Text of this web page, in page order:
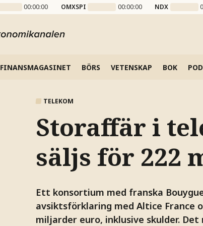
00:00:00 OMXSPI 00:00:00 NDX
FINANSMAGASINET BÖRS VETENSKAP BOK
TELEKOM
Storaffär i
säljs för 222
Ett konsortium med franska
avsiktsförklaring med Altice France
miljarder euro, inklusive skulder.